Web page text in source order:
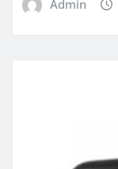
Admin